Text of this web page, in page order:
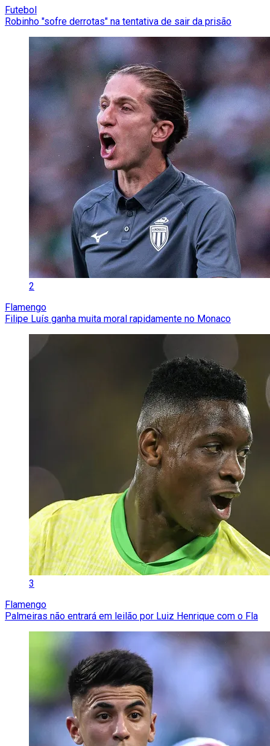
Futebol
Robinho "sofre derrotas" na tentativa de sair da prisão
2
Flamengo
Filipe Luís ganha muita moral rapidamente no Monaco
3
Flamengo
Palmeiras não entrará em leilão por Luiz Henrique com o Fla